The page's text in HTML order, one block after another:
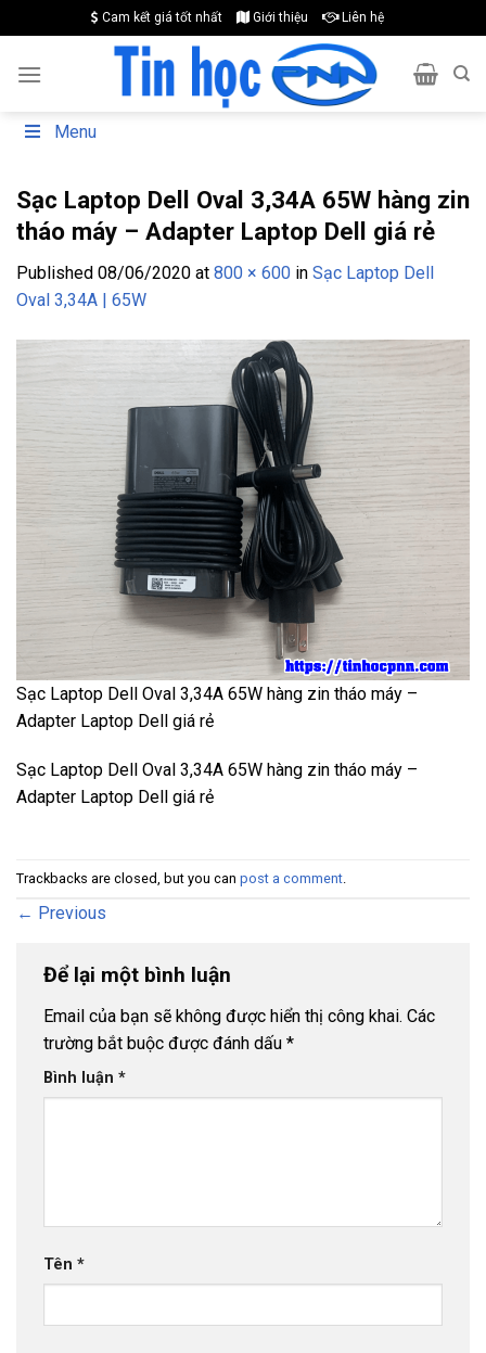
to
content
Cam kết giá tốt nhất Giới thiệu Liên hệ
Menu
Sạc Laptop Dell Oval 3,34A 65W hàng zin
tháo máy – Adapter Laptop Dell giá rẻ
Published 08/06/2020 at 800 × 600 in Sạc Laptop Dell
Oval 3,34A | 65W
Sạc Laptop Dell Oval 3,34A 65W hàng zin tháo máy –
Adapter Laptop Dell giá rẻ
Sạc Laptop Dell Oval 3,34A 65W hàng zin tháo máy –
Adapter Laptop Dell giá rẻ
Trackbacks are closed, but you can post a comment
← Previous
Để lại một bình luận
Email của bạn sẽ không được hiển thị công khai. Các
trường bắt buộc được đánh dấu *
Bình luận *
Tên *